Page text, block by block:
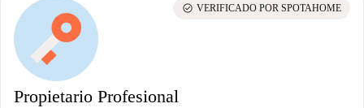
Propietario Profesional
check_circle VERIFICADO POR SPOTAHOME